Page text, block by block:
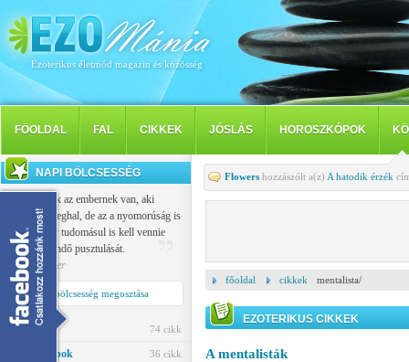
Ezoterikus életmód magazin és közösség
FÖOLDAL FAL CIKKEK JÓSLÁS HOROSZKÓPOK
NAPI BÖLCSESSÉG
Vallása csak az embernek van, aki
nemcsak meghal, de az a nyomorúság is
sújtja, hogy tudomásul is kell vennie
saját eljövendő pusztulását.
Popper Péter
Napi bölcsesség megosztása
Jóslás 74 cikk
Horoszkópok 36 cikk
Flowers hozzászólt a(z) A hatodik érzék
főoldal cikkek mentalista/
EZOTERIKUS CIKKEK
A mentalisták